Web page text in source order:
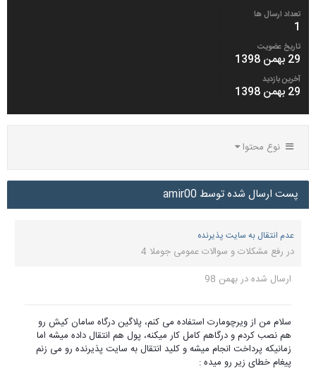
تعداد ارسال ها
1
تاریخ عضویت
29 بهمن 1398
آخرین بازدید
29 بهمن 1398
نوع محتوا
پست ارسال شده توسط amir00
عدم انتقال به سایت پذیرنده
در رفع مشکلات و سوالات عمومی جوملا 4
ارسال شده دربهمن 98
سلام من از ویرچومارت استفاده می کنم، پلاگین درگاه سامان کیش رو
هم نصب کردم و درگاهم کامل کار میکنه، پول هم انتقال داده میشه اما
زمانیکه پرداخت انجام میشه و کلید انتقال به سایت پذیرنده رو می زنم
پیغام خطای زیر رو میده :